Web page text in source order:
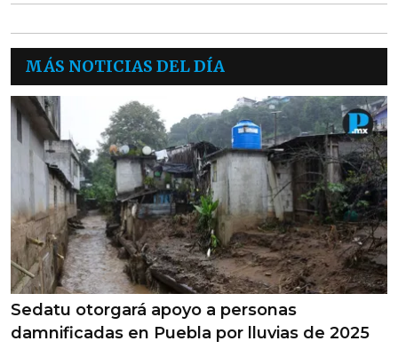
MÁS NOTICIAS DEL DÍA
Sedatu otorgará apoyo a personas
damnificadas en Puebla por lluvias de 2025